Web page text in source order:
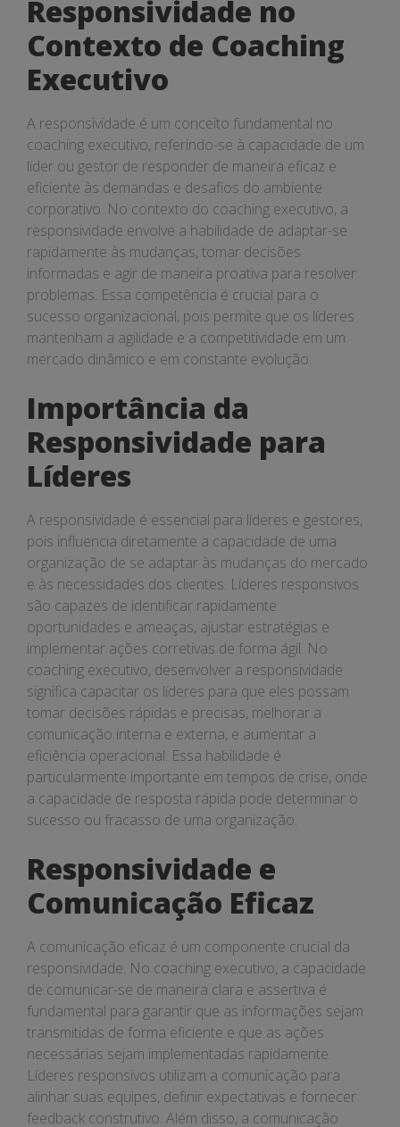
Responsividade no
Contexto de Coaching
Executivo
A responsividade é um conceito fundamental no
coaching executivo, referindo-se à capacidade de um
líder ou gestor de responder de maneira eficaz e
eficiente às demandas e desafios do ambiente
corporativo. No contexto do coaching executivo, a
responsividade envolve a habilidade de adaptar-se
rapidamente às mudanças, tomar decisões
informadas e agir de maneira proativa para resolver
problemas. Essa competência é crucial para o
sucesso organizacional, pois permite que os líderes
mantenham a agilidade e a competitividade em um
mercado dinâmico e em constante evolução.
Importância da
Responsividade para
Líderes
A responsividade é essencial para líderes e gestores,
pois influencia diretamente a capacidade de uma
organização de se adaptar às mudanças do mercado
e às necessidades dos clientes. Líderes responsivos
são capazes de identificar rapidamente
oportunidades e ameaças, ajustar estratégias e
implementar ações corretivas de forma ágil. No
coaching executivo, desenvolver a responsividade
significa capacitar os líderes para que eles possam
tomar decisões rápidas e precisas, melhorar a
comunicação interna e externa, e aumentar a
eficiência operacional. Essa habilidade é
particularmente importante em tempos de crise, onde
a capacidade de resposta rápida pode determinar o
sucesso ou fracasso de uma organização.
Responsividade e
Comunicação Eficaz
A comunicação eficaz é um componente crucial da
responsividade. No coaching executivo, a capacidade
de comunicar-se de maneira clara e assertiva é
fundamental para garantir que as informações sejam
transmitidas de forma eficiente e que as ações
necessárias sejam implementadas rapidamente.
Líderes responsivos utilizam a comunicação para
alinhar suas equipes, definir expectativas e fornecer
feedback construtivo. Além disso, a comunicação